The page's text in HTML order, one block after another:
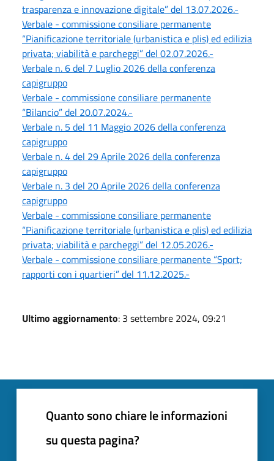
trasparenza e innovazione digitale” del 13.07.2026.-
Verbale - commissione consiliare permanente
“Pianificazione territoriale (urbanistica e plis) ed edilizia
privata; viabilità e parcheggi” del 02.07.2026.-
Verbale n. 6 del 7 Luglio 2026 della conferenza
capigruppo
Verbale - commissione consiliare permanente
“Bilancio” del 20.07.2024.-
Verbale n. 5 del 11 Maggio 2026 della conferenza
capigruppo
Verbale n. 4 del 29 Aprile 2026 della conferenza
capigruppo
Verbale n. 3 del 20 Aprile 2026 della conferenza
capigruppo
Verbale - commissione consiliare permanente
“Pianificazione territoriale (urbanistica e plis) ed edilizia
privata; viabilità e parcheggi” del 12.05.2026.-
Verbale - commissione consiliare permanente “Sport;
rapporti con i quartieri” del 11.12.2025.-
Ultimo aggiornamento: 3 settembre 2024, 09:21
Quanto sono chiare le informazioni
su questa pagina?